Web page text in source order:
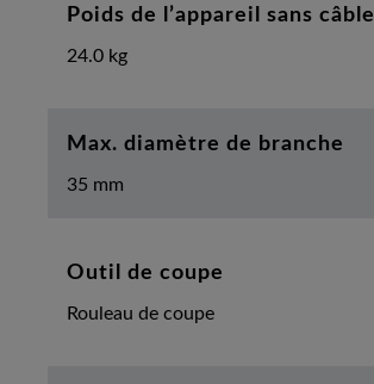
Poids de l’appareil sans câble
24.0 kg
Max. diamètre de branche
35 mm
Outil de coupe
Rouleau de coupe